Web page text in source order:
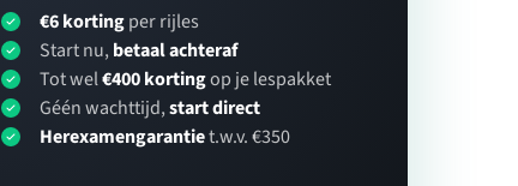
€6 kortingper rijles
Start nu, betaal achteraf
Tot wel€400 kortingop je lespakket
Géén wachttijd,start direct
Herexamengarantiet.w.v. €350